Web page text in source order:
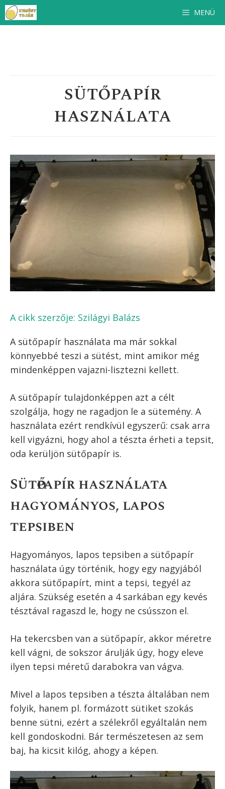
Kilépés
MENÜ
SÜTŐPAPÍR
HASZNÁLATA
A cikk szerzője: Szilágyi Balázs
A sütőpapír használata ma már sokkal
könnyebbé teszi a sütést, mint amikor még
mindenképpen vajazni-lisztezni kellett.
A sütőpapír tulajdonképpen azt a célt
szolgálja, hogy ne ragadjon le a sütemény. A
használata ezért rendkívül egyszerű: csak arra
kell vigyázni, hogy ahol a tészta érheti a tepsit,
oda kerüljön sütőpapír is.
Sütőpapír használata
hagyományos, lapos
tepsiben
Hagyományos, lapos tepsiben a sütőpapír
használata úgy történik, hogy egy nagyjából
akkora sütőpapírt, mint a tepsi, tegyél az
aljára. Szükség esetén a 4 sarkában egy kevés
tésztával ragaszd le, hogy ne csússzon el.
Ha tekercsben van a sütőpapír, akkor méretre
kell vágni, de sokszor árulják úgy, hogy eleve
ilyen tepsi méretű darabokra van vágva.
Mivel a lapos tepsiben a tészta általában nem
folyik, hanem pl. formázott sütiket szokás
benne sütni, ezért a szélekről egyáltalán nem
kell gondoskodni. Bár természetesen az sem
baj, ha kicsit kilóg, ahogy a képen.